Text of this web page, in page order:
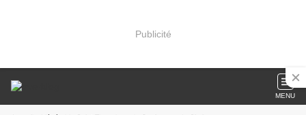
Publicité
MENU